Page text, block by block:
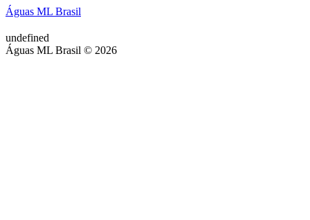
Águas ML Brasil
undefined
Águas ML Brasil © 2026